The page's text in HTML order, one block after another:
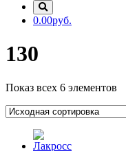
0.00руб.
130
Показ всех 6 элементов